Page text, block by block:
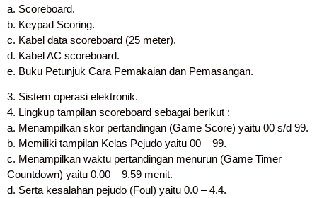
a. Scoreboard.
b. Keypad Scoring.
c. Kabel data scoreboard (25 meter).
d. Kabel AC scoreboard.
e. Buku Petunjuk Cara Pemakaian dan Pemasangan.
3. Sistem operasi elektronik.
4. Lingkup tampilan scoreboard sebagai berikut :
a. Menampilkan skor pertandingan (Game Score) yaitu 00 s/d 99.
b. Memiliki tampilan Kelas Pejudo yaitu 00 – 99.
c. Menampilkan waktu pertandingan menurun (Game Timer
Countdown) yaitu 0.00 – 9.59 menit.
d. Serta kesalahan pejudo (Foul) yaitu 0.0 – 4.4.